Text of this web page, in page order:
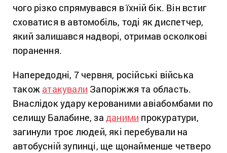
чого різко спрямувався в їхній бік. Він встиг
сховатися в автомобіль, тоді як диспетчер,
який залишався надворі, отримав осколкові
поранення.
Напередодні, 7 червня, російські війська
також атакували Запоріжжя та область.
Внаслідок удару керованими авіабомбами по
селищу Балабине, за даними прокуратури,
загинули троє людей, які перебували на
автобусній зупинці, ще щонайменше четверо